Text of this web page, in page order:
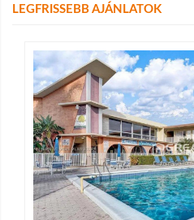
LEGFRISSEBB AJÁNLATOK